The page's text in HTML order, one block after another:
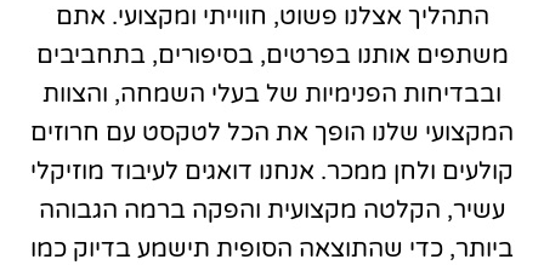
התהליך אצלנו פשוט, חווייתי ומקצועי. אתם
משתפים אותנו בפרטים, בסיפורים, בתחביבים
ובבדיחות הפנימיות של בעלי השמחה, והצוות
המקצועי שלנו הופך את הכל לטקסט עם חרוזים
קולעים ולחן ממכר. אנחנו דואגים לעיבוד מוזיקלי
עשיר, הקלטה מקצועית והפקה ברמה הגבוהה
ביותר, כדי שהתוצאה הסופית תישמע בדיוק כמו